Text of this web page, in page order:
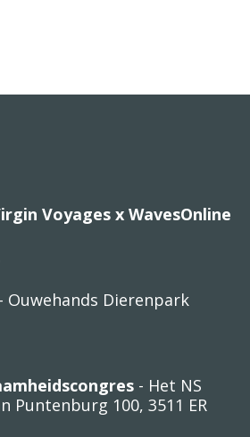
Voyages x WavesOnline
- Ouwehands Dierenpark
- Het NS
Puntenburg 100, 3511 ER